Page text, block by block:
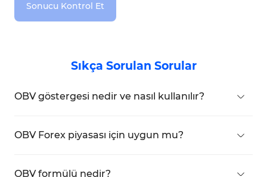
Sonucu Kontrol Et
Sıkça Sorulan Sorular
OBV göstergesi nedir ve nasıl kullanılır?
likidite akışının yönünü gösteren hacim tabanlı
bir araçtır. Trendleri, uyumsuzlukları ve akıllı para
OBV Forex piyasası için uygun mu?
performans gösterir; ancak Tick Volume kullanımı
OBV formülü nedir?